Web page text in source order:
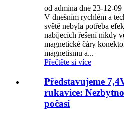
od admina dne 23-12-09
V dnešním rychlém a
světě nebyla potřeba
nabíjecích řešení nikdy
magnetické čáry
magnetismu a...
Přečtěte si více
Představujeme
rukavice:
počasí